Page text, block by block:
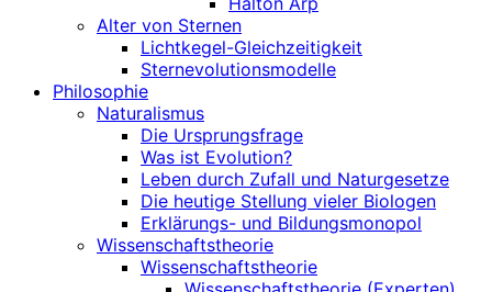
Alter von Sternen
Lichtkegel-Gleichzeitigkeit
Sternevolutionsmodelle
Philosophie
Naturalismus
Die Ursprungsfrage
Was ist Evolution?
Leben durch Zufall und Naturgesetze
Die heutige Stellung vieler Biologen
Erklärungs- und Bildungsmonopol
Wissenschaftstheorie
Wissenschaftstheorie